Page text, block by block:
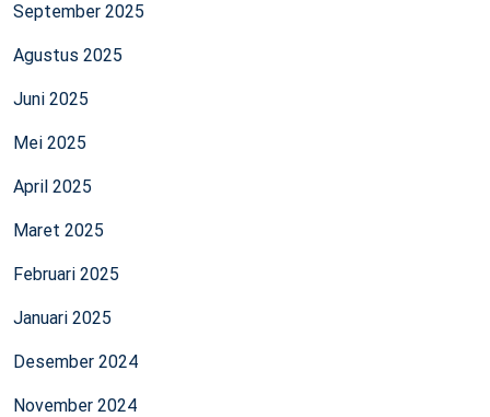
September 2025
Agustus 2025
Juni 2025
Mei 2025
April 2025
Maret 2025
Februari 2025
Januari 2025
Desember 2024
November 2024